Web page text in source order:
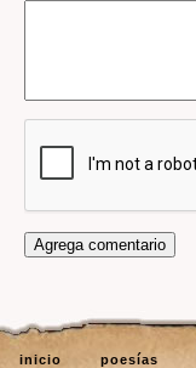
inicio poesías